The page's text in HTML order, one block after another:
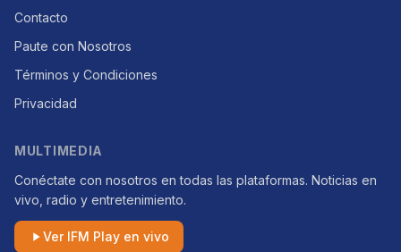
Contacto
Paute con Nosotros
Términos y Condiciones
Privacidad
MULTIMEDIA
Conéctate con nosotros en todas las plataformas. Noticias en
vivo, radio y entretenimiento.
Ver IFM Play en vivo